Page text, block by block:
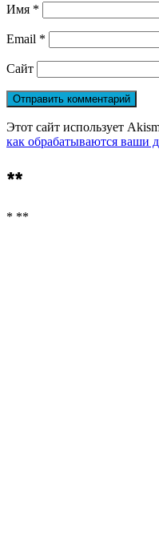
Имя *
Email *
Сайт
Этот сайт использует
как обрабатываются ваши
**
* **